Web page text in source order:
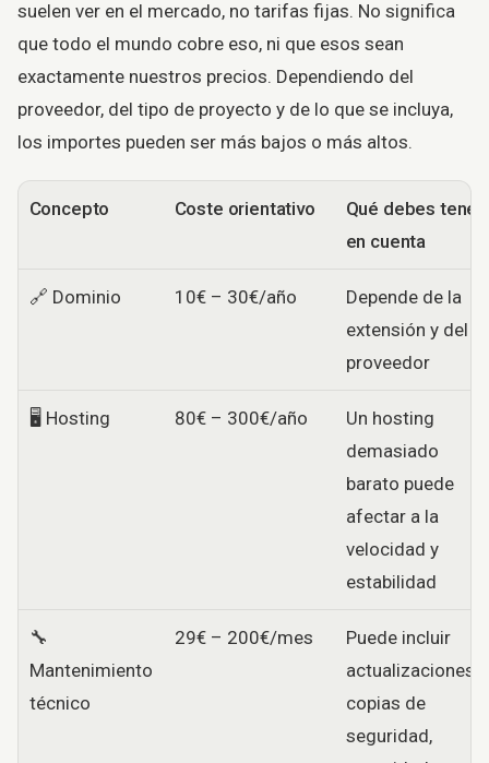
suelen ver en el mercado, no tarifas fijas. No significa
que todo el mundo cobre eso, ni que esos sean
exactamente nuestros precios. Dependiendo del
proveedor, del tipo de proyecto y de lo que se incluya,
los importes pueden ser más bajos o más altos.
Concepto Coste orientativo
Qué debes tener
en cuenta
🔗 Dominio 10€ – 30€/año
Depende de la
extensión y del
proveedor
🖥️ Hosting 80€ – 300€/año
Un hosting
demasiado
barato puede
afectar a la
velocidad y
estabilidad
🔧
Mantenimiento
técnico
29€ – 200€/mes
Puede incluir
actualizaciones,
copias de
seguridad,